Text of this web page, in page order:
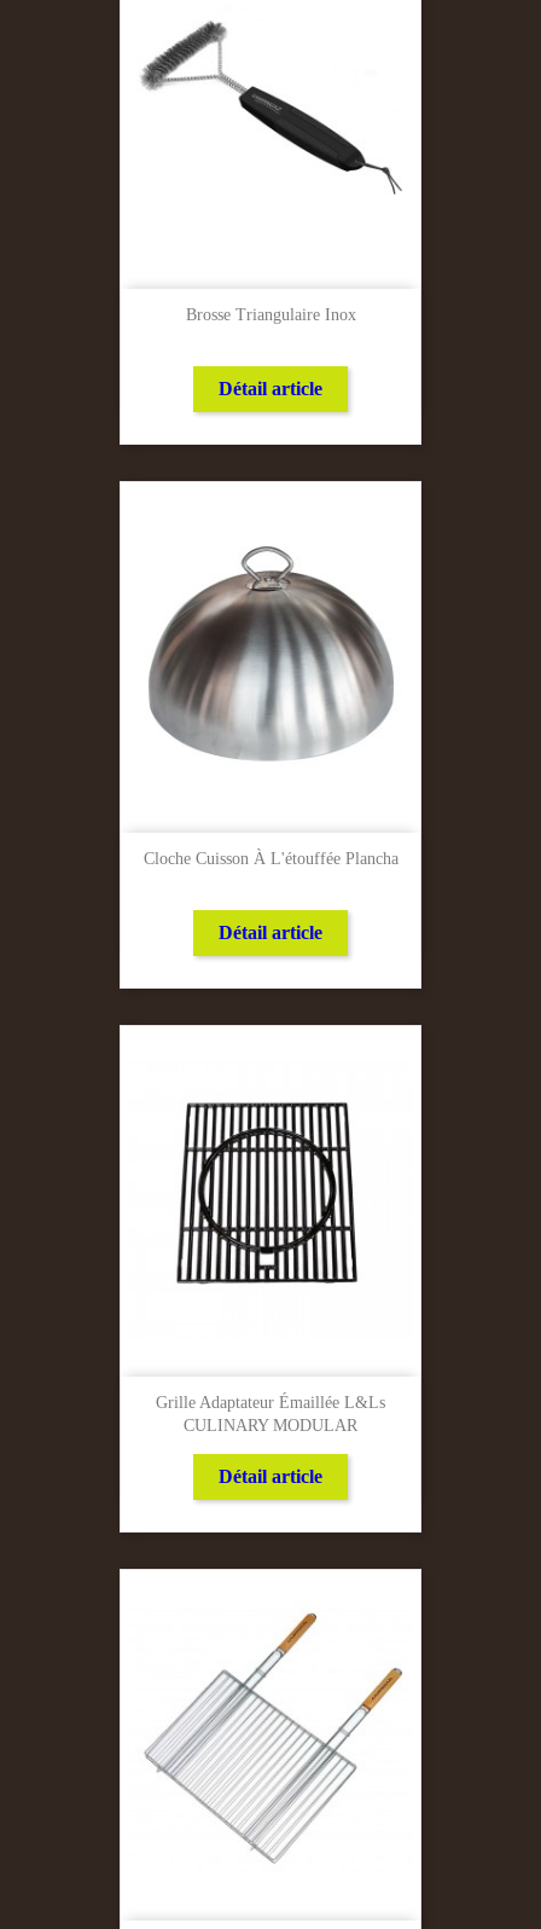
Brosse Triangulaire Inox
Détail article
Cloche Cuisson À L'étouffée Plancha
Détail article
Grille Adaptateur Émaillée L&ls
CULINARY MODULAR
Détail article